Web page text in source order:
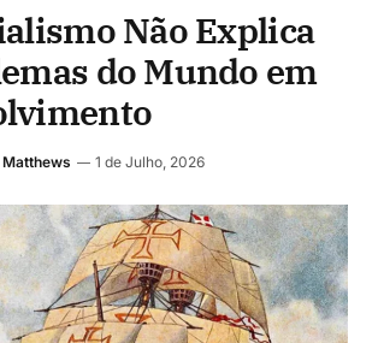
Não Explica
do Mundo em
1 de Julho, 2026